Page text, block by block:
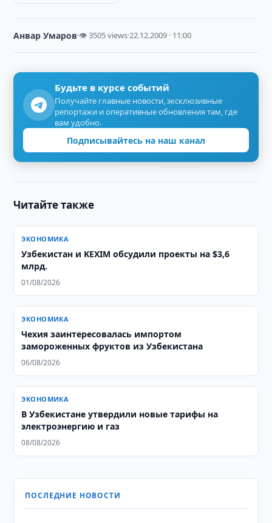
Анвар Умаров·👁 3505 views·22.12.2009 · 11:00
Будьте в курсе событий
Получайте главные новости, эксклюзивные
репортажи и оперативные обновления там, где
вам удобно.
Подписывайтесь на наш канал
Читайте также
ЭКОНОМИКА
Узбекистан и KEXIM обсудили проекты на $3,6
млрд.
01/08/2026
ЭКОНОМИКА
Чехия заинтересовалась импортом
замороженных фруктов из Узбекистана
06/08/2026
ЭКОНОМИКА
В Узбекистане утвердили новые тарифы на
электроэнергию и газ
08/08/2026
ПОСЛЕДНИЕ НОВОСТИ